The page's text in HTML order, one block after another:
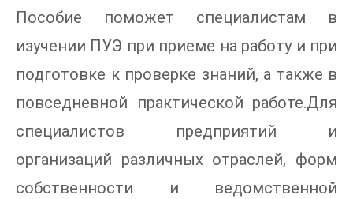
Пособие поможет специалистам в
изучении ПУЭ при приеме на работу и при
подготовке к проверке знаний, а также в
повседневной практической работе.Для
специалистов предприятий и
организаций различных отраслей, форм
собственности и ведомственной